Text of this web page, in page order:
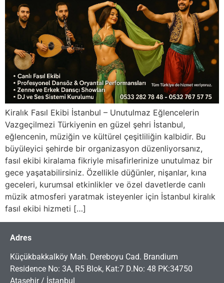
Kiralık Fasıl Ekibi İstanbul – Unutulmaz Eğlencelerin
Vazgeçilmezi Türkiyenin en güzel şehri İstanbul,
eğlencenin, müziğin ve kültürel çeşitliliğin kalbidir. Bu
büyüleyici şehirde bir organizasyon düzenliyorsanız,
fasıl ekibi kiralama fikriyle misafirlerinize unutulmaz bir
gece yaşatabilirsiniz. Özellikle düğünler, nişanlar, kına
geceleri, kurumsal etkinlikler ve özel davetlerde canlı
müzik atmosferi yaratmak isteyenler için İstanbul kiralık
fasıl ekibi hizmeti […]
Adres
Küçükbakkalköy Mah. Dereboyu Cad. Brandium
Residence No: 3A, R5 Blok, Kat:7 D.No: 48 PK:34750
Ataşehir / İstanbul